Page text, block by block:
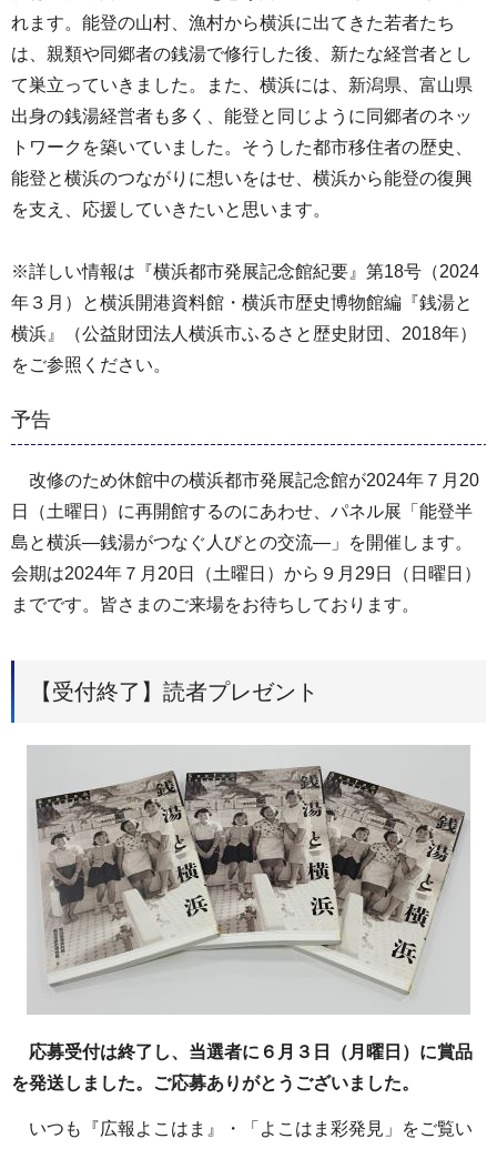
れます。能登の山村、漁村から横浜に出てきた若者たち
は、親類や同郷者の銭湯で修行した後、新たな経営者とし
て巣立っていきました。また、横浜には、新潟県、富山県
出身の銭湯経営者も多く、能登と同じように同郷者のネッ
トワークを築いていました。そうした都市移住者の歴史、
能登と横浜のつながりに想いをはせ、横浜から能登の復興
を支え、応援していきたいと思います。
※詳しい情報は『横浜都市発展記念館紀要』第18号（2024
年３月）と横浜開港資料館・横浜市歴史博物館編『銭湯と
横浜』（公益財団法人横浜市ふるさと歴史財団、2018年）
をご参照ください。
予告
改修のため休館中の横浜都市発展記念館が2024年７月20
日（土曜日）に再開館するのにあわせ、パネル展「能登半
島と横浜―銭湯がつなぐ人びとの交流―」を開催します。
会期は2024年７月20日（土曜日）から９月29日（日曜日）
までです。皆さまのご来場をお待ちしております。
【受付終了】読者プレゼント
応募受付は終了し、当選者に６月３日（月曜日）に賞品
を発送しました。ご応募ありがとうございました。
いつも『広報よこはま』・「よこはま彩発見」をご覧い